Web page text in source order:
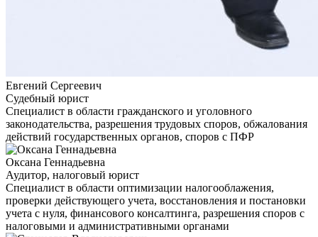
Евгений Сергеевич
Судебный юрист
Специалист в области гражданского и уголовного
законодательства, разрешения трудовых споров, обжалования
действий государственных органов, споров с ПФР
Оксана Геннадьевна
Аудитор, налоговый юрист
Специалист в области оптимизации налогооблажения,
проверки действующего учета, восстановления и постановки
учета с нуля, финансового консалтинга, разрешения споров с
налоговыми и административными органами